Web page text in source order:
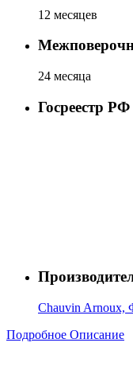
12 месяцев
24 месяца
Госреестр РФ
Chauvin Arnoux,
Подробное Описание